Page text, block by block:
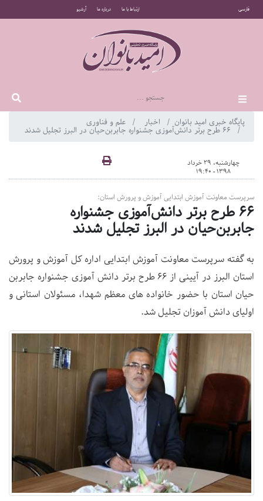
فارسی ارتباط با ما درباره ما آرشیو
پایگاه خبری امید بانوان اخبار علم و فناوری
چهارشنبه، 29 خرداد
1398 - 19:40
سرپرست معاونت آموزش ابتدایی آموزش و پرورش استان:
۶۶ طرح برتر دانش‌آموزی جشنواره
جابربن‌حیان در البرز تجلیل شدند
به گفته سرپرست معاونت آموزش ابتدایی اداره کل آموزش و پرورش
استان البرز در آیینی از ۶۶ طرح برتر دانش آموزی جشنواره جابربن
حیان استان با حضور خانواده های معظم شهدا، مسئولان استانی و
اولیای دانش آموزان تجلیل شد.